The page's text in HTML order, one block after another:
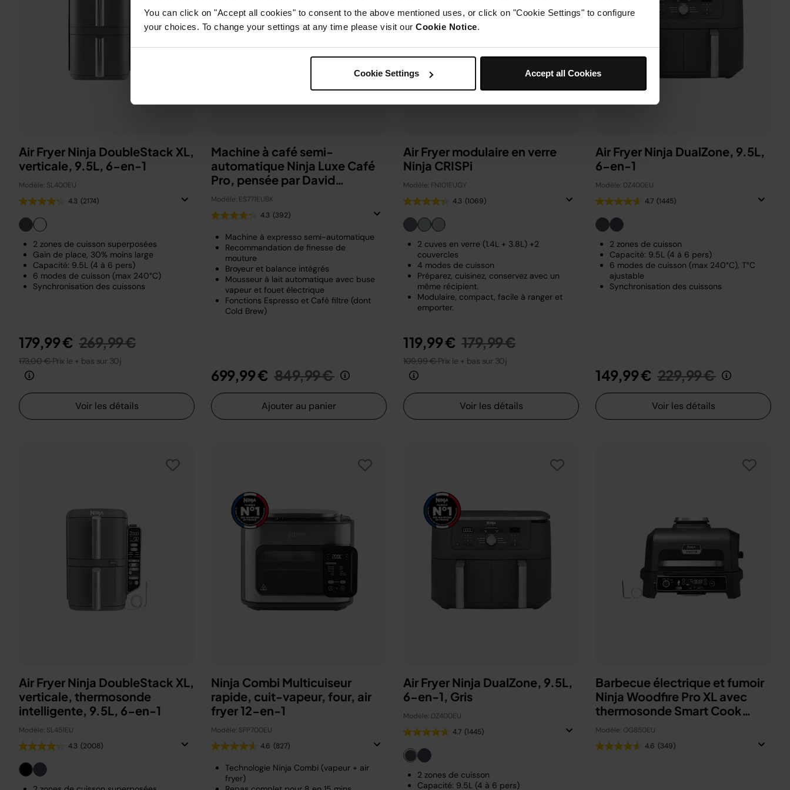
You can click on "Accept all cookies" to consent to the above mentioned uses, or click on "Cookie Settings" to configure
your choices. To change your settings at any time please visit our Cookie Notice.
Cookie Settings Accept all Cookies
Air Fryer Ninja DoubleStack XL,
verticale, 9.5L, 6-en-1
Modèle: SL400EU
4.3 (2174)
2 zones de cuisson superposées
Gain de place, 30% moins large
Capacité: 9.5L (4 à 6 pers)
6 modes de cuisson (max 240°C)
Synchronisation des cuissons
179,99 € Prix réduit de
269,99 €au
173,00 €Prix le + bas sur 30j
Voir les détails
Machine à café semi-
automatique Ninja Luxe Café
Pro, pensée par David
Beckham
Modèle: ES771EUBK
4.3 (392)
Machine à expresso semi-automatique
Recommandation de finesse de
mouture
Broyeur et balance intégrés
Mousseur à lait automatique avec buse
vapeur et fouet électrique
Fonctions Espresso et Café filtre (dont
Cold Brew)
699,99 € Prix réduit de
849,99 €au
Ajouter au panier
Air Fryer modulaire en verre
Ninja CRISPi
Modèle: FN101EUGY
4.3 (1069)
2 cuves en verre (1.4L + 3.8L) +2
couvercles
4 modes de cuisson
Préparez, cuisinez, conservez avec un
même récipient.
Modulaire, compact, facile à ranger et
emporter.
119,99 € Prix réduit de
179,99 €au
109,99 €Prix le + bas sur 30j
Voir les détails
Air Fryer Ninja DualZone, 9.5L,
6-en-1
Modèle: DZ400EU
4.7 (1445)
2 zones de cuisson
Capacité: 9.5L (4 à 6 pers)
6 modes de cuisson (max 240°C), T°C
ajustable
Synchronisation des cuissons
149,99 € Prix réduit de
229,99 €au
Voir les détails
Air Fryer Ninja DoubleStack XL,
verticale, thermosonde
intelligente, 9.5L, 6-en-1
Modèle: SL451EU
4.3 (2008)
Ninja Combi Multicuiseur
rapide, cuit-vapeur, four, air
fryer 12-en-1
Modèle: SFP700EU
4.6 (827)
Technologie Ninja Combi (vapeur + air
fryer)
Air Fryer Ninja DualZone, 9.5L,
6-en-1, Gris
Modèle: DZ400EU
4.7 (1445)
2 zones de cuisson
Capacité: 9.5L (4 à 6 pers)
Barbecue électrique et fumoir
Ninja Woodfire Pro XL avec
thermosonde Smart Cook
OG850EU
Modèle: OG850EU
4.6 (349)